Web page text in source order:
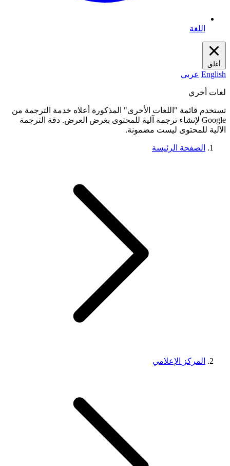
اللغة
أغلق
English عربي
لغات أخري
تستخدم قائمة "اللغات الأخرى" المذكورة أعلاه خدمة الترجمة من
Google لإنشاء ترجمة آلية للمحتوى بغرض العرض. دقة الترجمة
الآلية للمحتوى ليست مضمونة.
الصفحة الرئيسة
المركز الإعلامي